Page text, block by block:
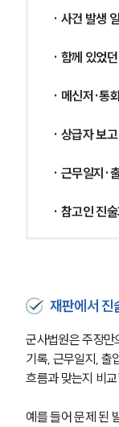
· 사건 발생
· 함께 있었
· 메신저·통
· 상급자 보
· 근무일지·
· 참고인 진
재판에서 진
군사법원은 주장만
기록, 근무일지, 출
흐름과 맞는지 비교
예를 들어 문제 된